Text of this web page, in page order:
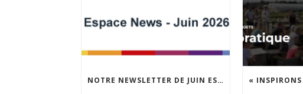
NOTRE NEWSLETTER DE JUIN EST EN LIGNE !